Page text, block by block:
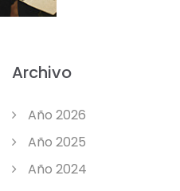
Archivo
Año 2026
Año 2025
Año 2024